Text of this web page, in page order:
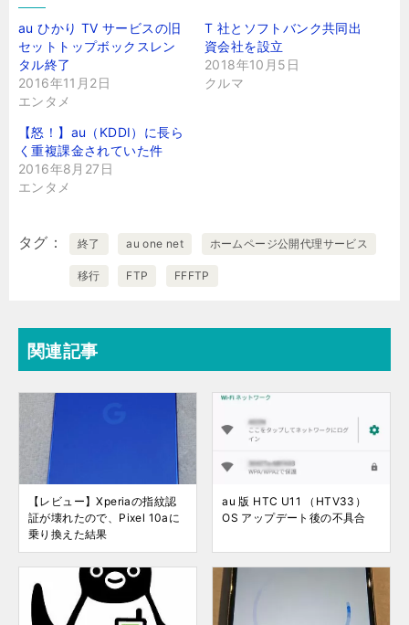
au ひかり TV サービスの旧
セットトップボックスレン
タル終了
2016年11月2日
エンタメ
T 社とソフトバンク共同出
資会社を設立
2018年10月5日
クルマ
【怒！】au（KDDI）に長ら
く重複課金されていた件
2016年8月27日
エンタメ
タグ 終了 au one net ホームページ公開代理サービス
移行 FTP FFFTP
関連記事
【レビュー】Xperiaの指紋認
証が壊れたので、Pixel 10aに
乗り換えた結果
au 版 HTC U11 （HTV33）
OS アップデート後の不具合